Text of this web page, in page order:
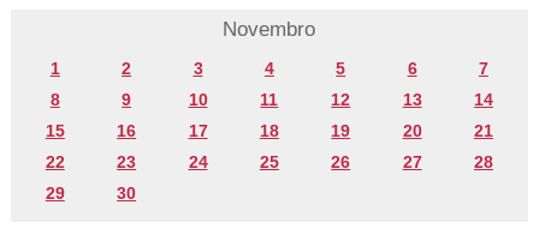
Novembro
1 2 3 4 5 6
7
8
9 10 11 12 13
14
15
16 17 18 19 20
21
22
23 24 25 26 27
28
29
30